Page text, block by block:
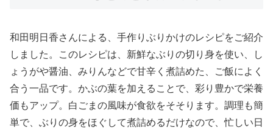
和田明日香さんによる、手作りぶりかけのレシピをご紹介
しました。このレシピは、新鮮なぶりの切り身を使い、し
ょうがや醤油、みりんなどで甘辛く煮詰めた、ご飯によく
合う一品です。かぶの葉を加えることで、彩り豊かで栄養
価もアップ。白ごまの風味が食欲をそそります。調理も簡
単で、ぶりの身をほぐして煮詰めるだけなので、忙しい日